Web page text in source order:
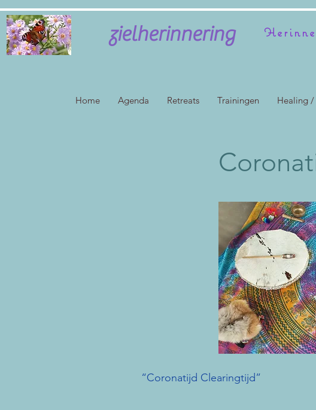
zielherinnering
Home Agenda Retreats Trainingen Healing
“Coronatijd Clearingtijd”